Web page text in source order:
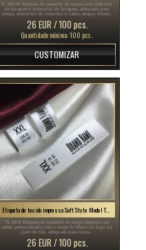
TC-M336 Etiqueta de tamanho de roupa com símbolos
de lavagem e instruções de lavagem, adequada para
roupa, acessórios de vestuário e vários artigos têxteis.
26 EUR / 100 pcs.
Quantidade mínima: 100 pcs.
CUSTOMIZAR
Etiqueta de tecido impressa Soft Style Model TL-M16
TL-M16 Etiqueta de tamanho de roupa impressa em
cetim, personalizada com o nome da Marca ou logo na
parte de trás, adequada para roupa.
26 EUR / 100 pcs.